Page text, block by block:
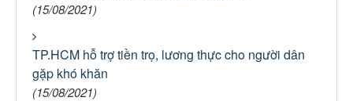
(15/08/2021)
TP.HCM hỗ trợ tiền trọ, lương thực cho người dân
gặp khó khăn
(15/08/2021)